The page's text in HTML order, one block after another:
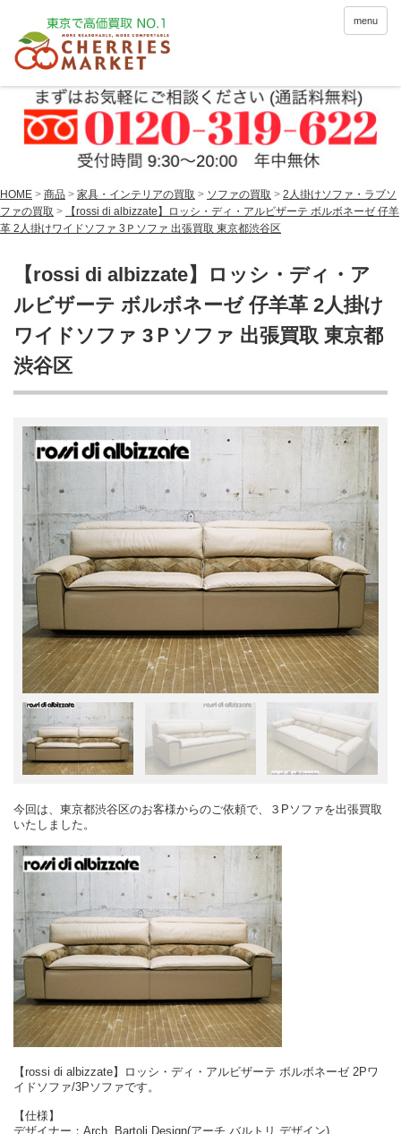
menu
HOME > 商品 > 家具・インテリアの買取 > ソファの買取 > 2人掛けソファ・ラブソ
ファの買取 >
【rossi di albizzate】ロッシ・ディ・アルビザーテ ボルボネーゼ 仔羊
革 2人掛けワイドソファ 3Ｐソファ 出張買取 東京都渋谷区
【rossi di albizzate】ロッシ・ディ・ア
ルビザーテ ボルボネーゼ 仔羊革 2人掛け
ワイドソファ 3Ｐソファ 出張買取 東京都
渋谷区
今回は、東京都渋谷区のお客様からのご依頼で、３Pソファを出張買取
いたしました。
【rossi di albizzate】ロッシ・ディ・アルビザーテ ボルボネーゼ 2Pワ
イドソファ/3Pソファです。
【仕様】
デザイナー；Arch. Bartoli Design(アーチ バルトリ デザイン)